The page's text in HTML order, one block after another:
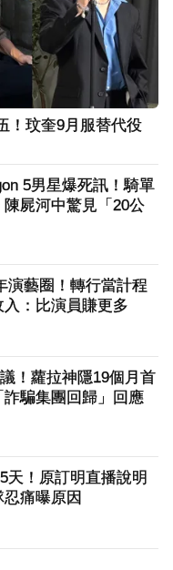
！玟奎9月服替代役
5男星爆死訊！騎單
屍河中驚見「20公
演藝圈！轉行當計程
：比演員賺更多
！蘿拉神隱19個月首
騙集團回歸」回應
天！原訂明直播說明
痛曝原因